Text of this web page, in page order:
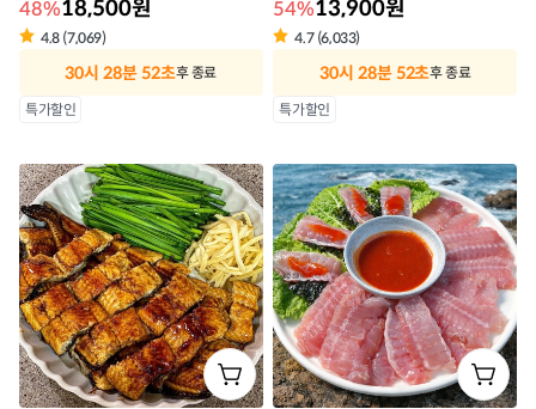
48%18,500원
4.8 (7,069)
30시 28분 49초후 종료
상
라
벨
특가할인
54%13,900원
4.7 (6,033)
30시 28분 49초후 종료
상
라
벨
특가할인